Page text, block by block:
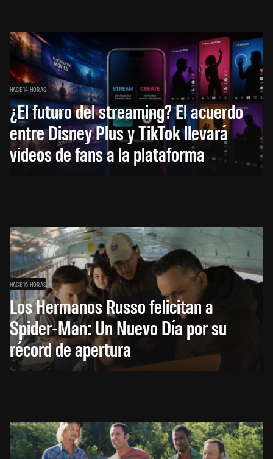
HACE 14 HORAS
¿El futuro del streaming? El acuerdo
entre Disney Plus y TikTok llevará
videos de fans a la plataforma
HACE 16 HORAS
Los Hermanos Russo felicitan a
Spider-Man: Un Nuevo Día por su
récord de apertura